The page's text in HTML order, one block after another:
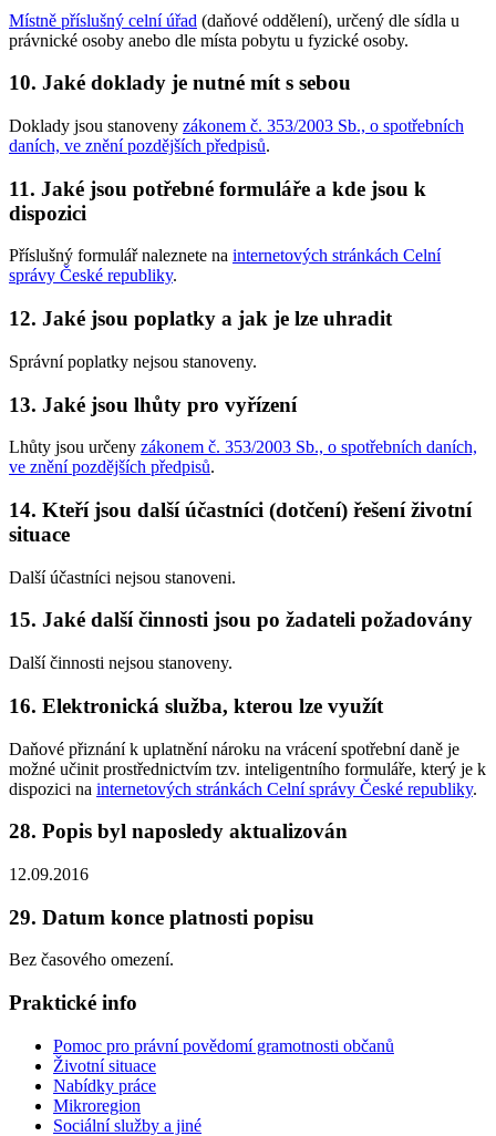
Místně příslušný celní úřad (daňové oddělení), určený dle sídla u
právnické osoby anebo dle místa pobytu u fyzické osoby.
10. Jaké doklady je nutné mít s sebou
Doklady jsou stanoveny zákonem č. 353/2003 Sb., o spotřebních
daních, ve znění pozdějších předpisů.
11. Jaké jsou potřebné formuláře a kde jsou k
dispozici
Příslušný formulář naleznete na internetových stránkách Celní
správy České republiky.
12. Jaké jsou poplatky a jak je lze uhradit
Správní poplatky nejsou stanoveny.
13. Jaké jsou lhůty pro vyřízení
Lhůty jsou určeny zákonem č. 353/2003 Sb., o spotřebních daních,
ve znění pozdějších předpisů.
14. Kteří jsou další účastníci (dotčení) řešení životní
situace
Další účastníci nejsou stanoveni.
15. Jaké další činnosti jsou po žadateli požadovány
Další činnosti nejsou stanoveny.
16. Elektronická služba, kterou lze využít
Daňové přiznání k uplatnění nároku na vrácení spotřební daně je
možné učinit prostřednictvím tzv. inteligentního formuláře, který je k
dispozici na internetových stránkách Celní správy České republiky.
28. Popis byl naposledy aktualizován
12.09.2016
29. Datum konce platnosti popisu
Bez časového omezení.
Praktické info
Pomoc pro právní povědomí gramotnosti občanů
Životní situace
Nabídky práce
Mikroregion
Sociální služby a jiné